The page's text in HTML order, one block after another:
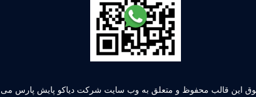
این قالب محفوظ و متعلق به وب سایت شرکت دیاکو پایش پارس می